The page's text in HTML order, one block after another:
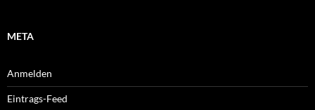
META
Anmelden
Eintrags-Feed